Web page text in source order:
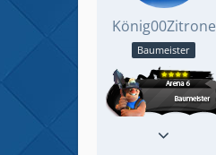
König00Zitrone
Baumeister